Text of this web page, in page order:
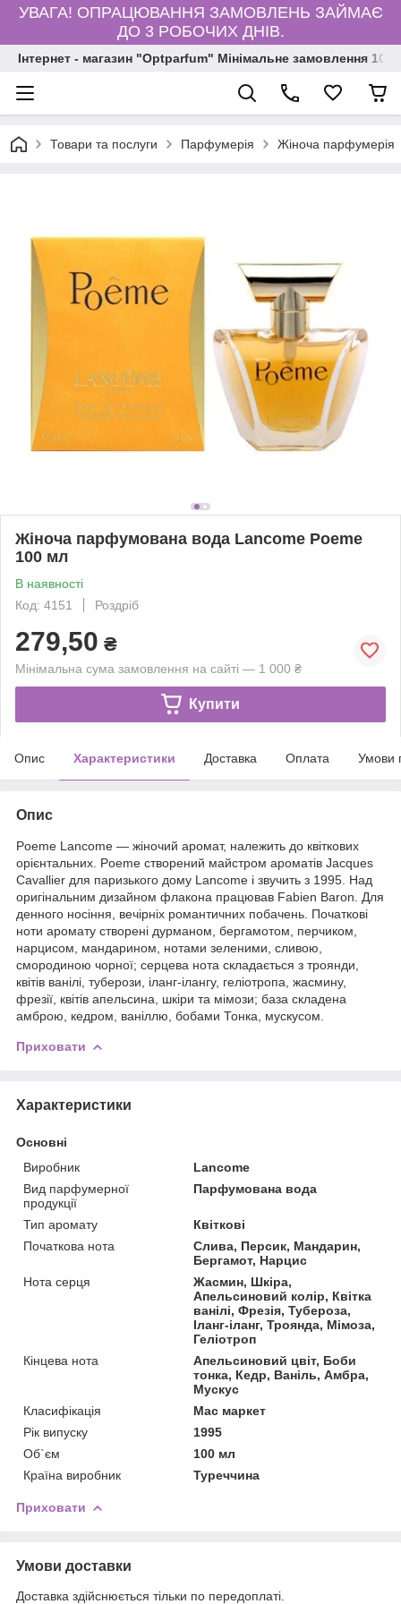
УВАГА! ОПРАЦЮВАННЯ ЗАМОВЛЕНЬ ЗАЙМАЄ
ДО 3 РОБОЧИХ ДНІВ.
Інтернет - магазин "Optparfum" Мінімальне замовлення
Товари та послуги Парфумерія Жіноча парфумерія
Жіноча парфумована вода Lancome Poeme
100 мл
В наявності
Код: 4151
Роздріб
279,50 ₴
Мінімальна сума замовлення на сайті — 1 000 ₴
Купити
Опис Характеристики Доставка Оплата Умови
Опис
Poeme Lancome — жіночий аромат, належить до квіткових
орієнтальних. Poeme створений майстром ароматів Jacques
Cavallier для паризького дому Lancome і звучить з 1995. Над
оригінальним дизайном флакона працював Fabien Baron. Для
денного носіння, вечірніх романтичних побачень. Початкові
ноти аромату створені дурманом, бергамотом, перчиком,
нарцисом, мандарином, нотами зеленими, сливою,
смородиною чорної; серцева нота складається з троянди,
квітів ванілі, туберози, іланг-ілангу, геліотропа, жасмину,
фрезії, квітів апельсина, шкіри та мімози; база складена
амброю, кедром, ваніллю, бобами Тонка, мускусом.
Приховати
Характеристики
Основні
Виробник
Lancome
Вид парфумерної
продукції
Парфумована вода
Тип аромату
Квіткові
Початкова нота
Слива, Персик, Мандарин,
Бергамот, Нарцис
Нота серця
Жасмин, Шкіра,
Апельсиновий колір, Квітка
ванілі, Фрезія, Тубероза,
Іланг-іланг, Троянда, Мімоза,
Геліотроп
Кінцева нота
Апельсиновий цвіт, Боби
тонка, Кедр, Ваніль, Амбра,
Мускус
Класифікація
Мас маркет
Рік випуску
1995
Об`єм
100 мл
Країна виробник
Туреччина
Приховати
Умови доставки
Доставка здійснюється тільки по передоплаті.